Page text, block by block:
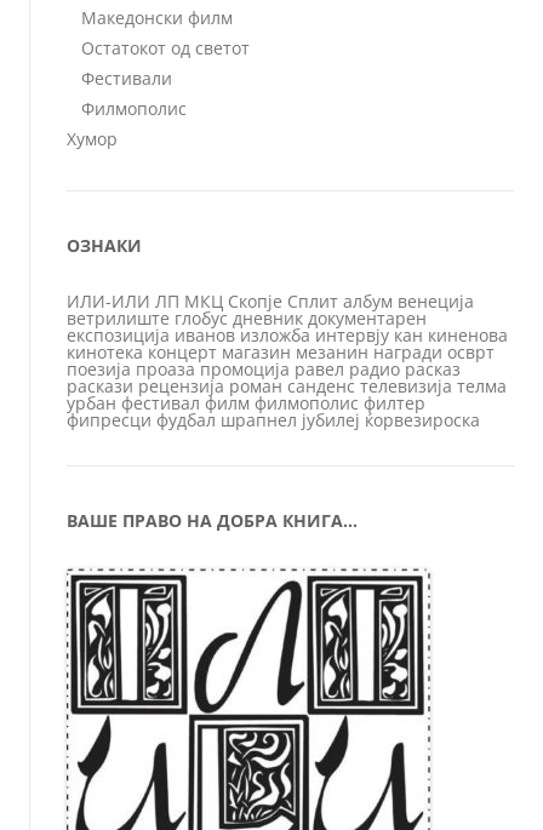
Македонски филм
Остатокот од светот
Фестивали
Филмополис
Хумор
ОЗНАКИ
ИЛИ-ИЛИ ЛП МКЦ Скопје Сплит албум венеција
ветрилиште глобус дневник документарен
експозиција иванов изложба интервју кан киненова
кинотека концерт магазин мезанин награди осврт
поезија проаза промоција равел радио расказ
раскази рецензија роман санденс телевизија телма
урбан фестивал филм филмополис филтер
фипресци фудбал шрапнел јубилеј ќорвезироска
ВАШЕ ПРАВО НА ДОБРА КНИГА…